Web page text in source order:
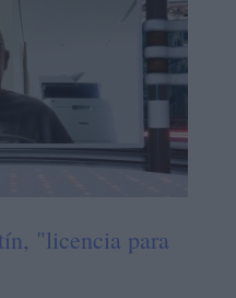
"licencia para